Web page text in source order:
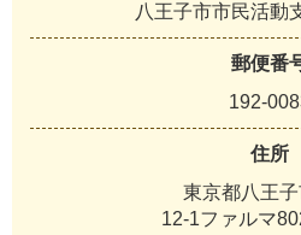
八王子市市民活動
郵便番
192-
住所
東京都八王
12-1ファルマ